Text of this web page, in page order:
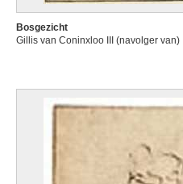
Bosgezicht
Gillis van Coninxloo III (navolger van)